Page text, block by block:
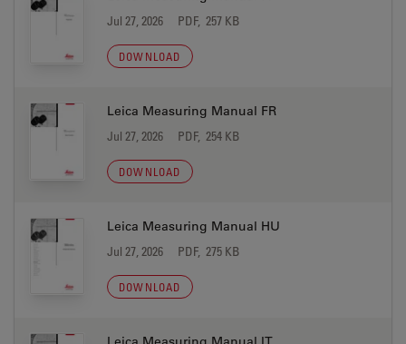
Jul 27, 2026 PDF, 257 KB
DOWNLOAD
Leica Measuring Manual FR
Jul 27, 2026 PDF, 254 KB
DOWNLOAD
Leica Measuring Manual HU
Jul 27, 2026 PDF, 275 KB
DOWNLOAD